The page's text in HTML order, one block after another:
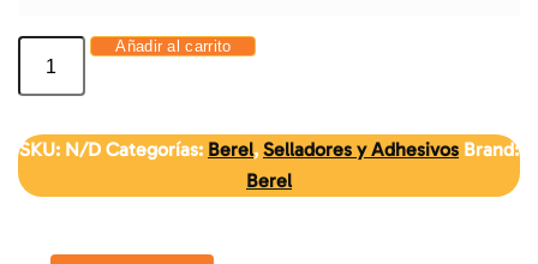
Añadir al carrito
SKU: N/D Categorías: Berel, Selladores y Adhesivos Brand:
Berel